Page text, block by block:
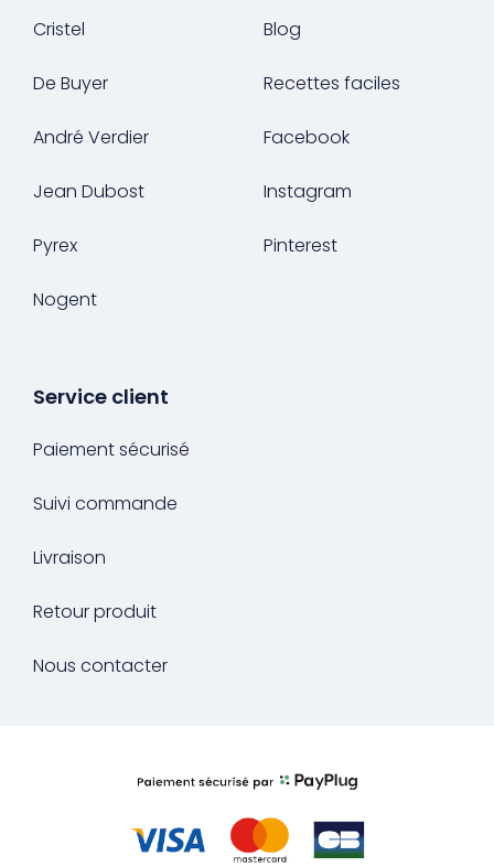
Cristel
De Buyer
André Verdier
Jean Dubost
Pyrex
Nogent
Blog
Recettes faciles
Facebook
Instagram
Pinterest
Service client
Paiement sécurisé
Suivi commande
Livraison
Retour produit
Nous contacter